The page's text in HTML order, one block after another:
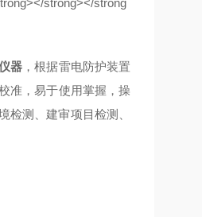
器 ，根据雷电防护装置
准，易于使用掌握，操
测、建审项目检测、